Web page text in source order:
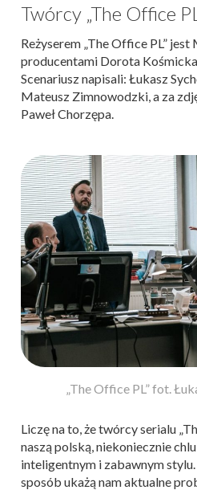
Twórcy „The Office
Reżyserem „The Office PL” jest
producentami Dorota
Scenariusz napisali: Łukasz
Mateusz Zimnowodzki, a za
Paweł Chorzępa.
„The Office PL” fot.
Liczę na to, że twórcy serialu
naszą polską, niekoniecznie
inteligentnym i zabawnym
sposób ukażą nam aktualne